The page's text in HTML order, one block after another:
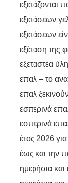
εξετάζονται
εξετάσεων
εξετάσεων
εξέταση της
εξεταστέα
επαλ – το
επαλ
εσπερινά
εσπερινά
έτος 2026
έως και την
ημερήσια